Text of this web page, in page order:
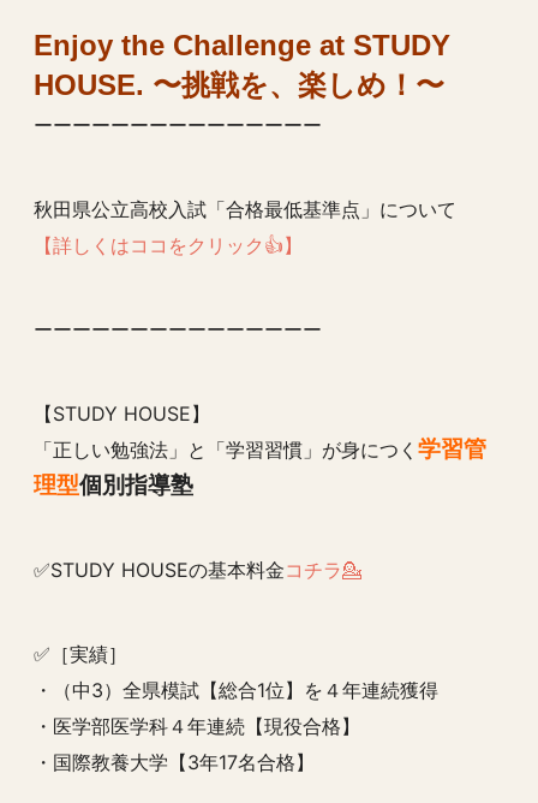
Enjoy the Challenge at STUDY
HOUSE. 〜挑戦を、楽しめ！〜
ーーーーーーーーーーーーーーー
秋田県公立高校入試「合格最低基準点」について
【詳しくはココをクリック👍】
ーーーーーーーーーーーーーーー
【STUDY HOUSE】
「正しい勉強法」と「学習習慣」が身につく 学習管
理型個別指導塾
✅STUDY HOUSEの基本料金コチラ💁
✅［実績］
・（中3）全県模試【総合1位】を４年連続獲得
・医学部医学科４年連続【現役合格】
・国際教養大学【3年17名合格】